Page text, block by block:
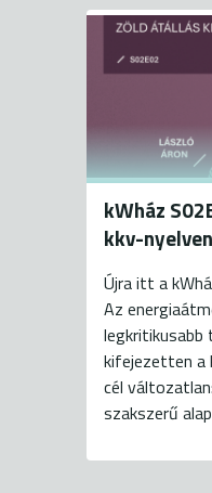
kWház
kkv-nyelven
Újra itt a
Az
legkritikusabb
kifejezetten a
cél
szakszerű